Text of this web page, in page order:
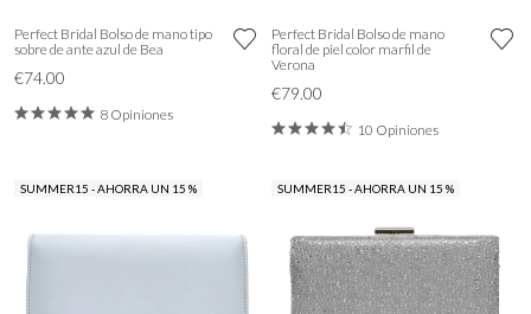
Perfect Bridal Bolso de mano tipo
sobre de ante azul de Bea
€74.00
8 Opiniones
Perfect Bridal Bolso de mano
floral de piel color marfil de
Verona
€79.00
10 Opiniones
SUMMER15 - AHORRA UN 15 % SUMMER15 - AHORRA UN 15 %